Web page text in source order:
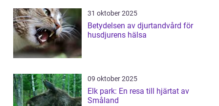
31 oktober 2025
Betydelsen av djurtandvård för
husdjurens hälsa
09 oktober 2025
Elk park: En resa till hjärtat av
Småland